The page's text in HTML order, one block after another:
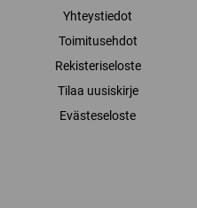
Yhteystiedot
Toimitusehdot
Rekisteriseloste
Tilaa uusiskirje
Evästeseloste